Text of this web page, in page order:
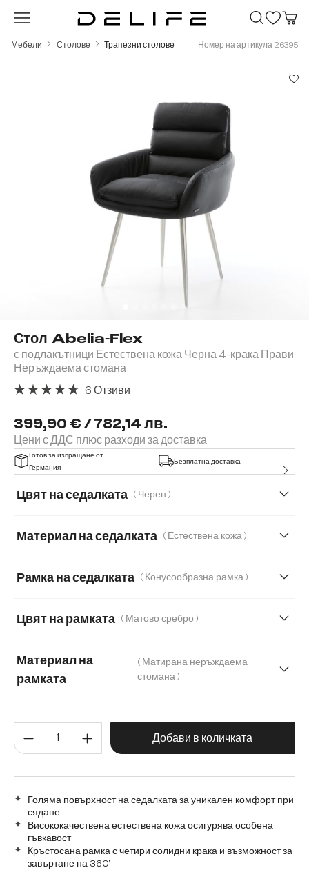
Преминете към основното съдържание
Мебели Столове Трапезни столове Номер на артикула 26395
Стол Abelia-Flex
с подлакътници Естествена кожа Черна 4-крака Прави
Неръждаема стомана
399,90 € / 782,14 лв.
Цени с ДДС плюс разходи за доставка
6 Отзиви
Готов за изпращане от
Германия
Безплатна доставка
Цвят на седалката ( Черен )
Материал на седалката ( Естествена кожа )
Мека тъкана материя Меко букле
Мек текстилен плат с текстура
Плюш
Рамка на седалката ( Конусообразна рамка )
Цвят на рамката ( Матово сребро )
Материал на
рамката
( Матирана неръждаема
стомана )
Графитена неръждаема стомана Дъб
Количество на продукта:
Добави в количката
Голяма повърхност на седалката за уникален комфорт при
сядане
Висококачествена естествена кожа осигурява особена
гъвкавост
Кръстосана рамка с четири солидни крака и възможност за
завъртане на 360°